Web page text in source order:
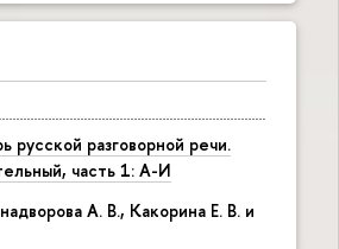
русской разговорной речи.
часть 1: А-И
А. В., Какорина Е. В. и